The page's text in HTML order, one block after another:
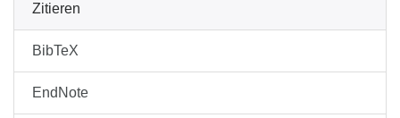
Zitieren
BibTeX
EndNote